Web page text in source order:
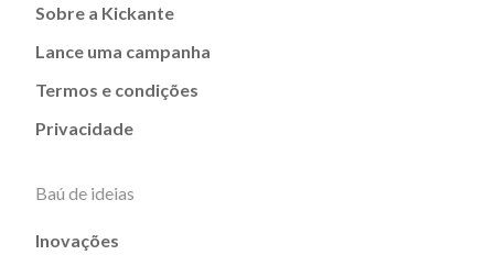
Sobre a Kickante
Lance uma campanha
Termos e condições
Privacidade
Baú de ideias
Inovações